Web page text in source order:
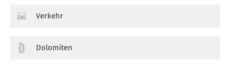
Verkehr
Dolomiten